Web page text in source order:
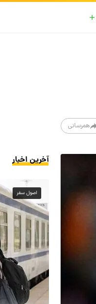
همرسانی
آخرین اخبار
اصول سفر